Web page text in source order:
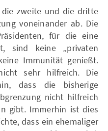
die zweite und die dritte
voneinander ab. Die
für die eine
sind keine „privaten
Immunität genießt.
sehr hilfreich. Die
dass die bisherige
nicht hilfreich
gibt. Immerhin ist dies
dass ein ehemaliger